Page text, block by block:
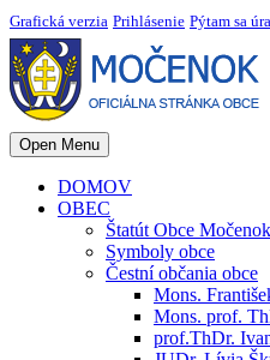
Grafická verzia Prihlásenie Pýtam sa
Open Menu
DOMOV
OBEC
Štatút Obce Močenok
Symboly obce
Čestní občania obce
Mons.
Mons. prof.
prof.ThDr.